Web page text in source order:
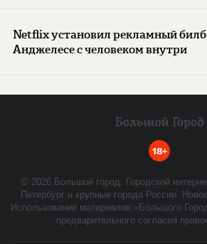
Netflix установил рекламный
Анджелесе с человеком внутри
18+
© 2026 Большой город. Городской
Петербург и крупные города России.
Использование материалов «Большого
предварительного согласия